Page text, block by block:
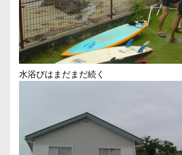
水浴びはまだまだ続く